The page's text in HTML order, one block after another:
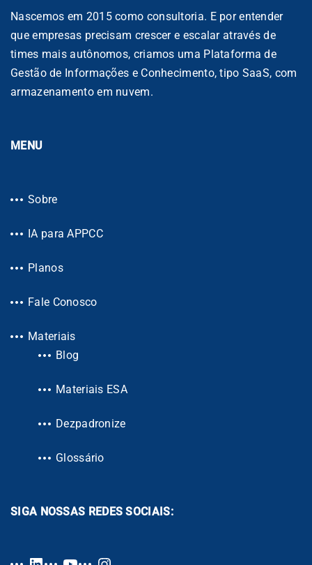
Nascemos em 2015 como consultoria. E por entender
que empresas precisam crescer e escalar através de
times mais autônomos, criamos uma Plataforma de
Gestão de Informações e Conhecimento, tipo SaaS, com
armazenamento em nuvem.
MENU
Sobre
IA para APPCC
Planos
Fale Conosco
Materiais
Blog
Materiais ESA
Dezpadronize
Glossário
SIGA NOSSAS REDES SOCIAIS: